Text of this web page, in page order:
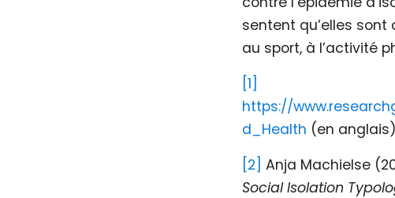
sentent qu’elles
au sport, à l’activité
[1]
https://
d_Health (en anglais)
[2] Anja Machielse
Social Isolation